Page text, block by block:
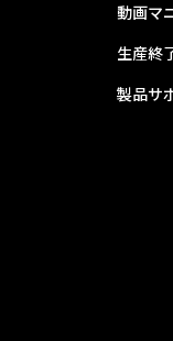
動画マ
生産終
製品サ